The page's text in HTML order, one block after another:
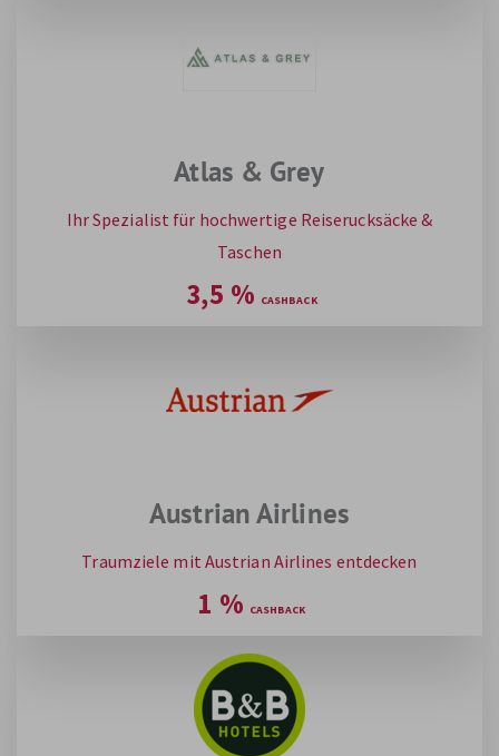
Atlas & Grey
Ihr Spezialist für hochwertige Reiserucksäcke &
Taschen
3,5 %
Austrian Airlines
Traumziele mit Austrian Airlines entdecken
1 %